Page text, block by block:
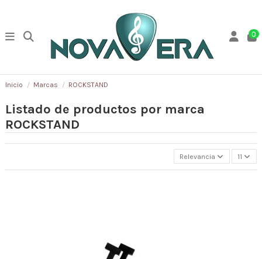
0
Inicio Marcas ROCKSTAND
Listado de productos por marca
ROCKSTAND
Relevancia 11